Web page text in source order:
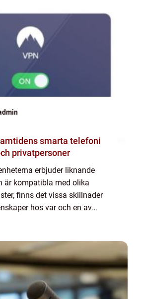
privatpersoner
erbjuder liknande
är kompatibla med olika
finns det vissa skillnader
hos var och en av